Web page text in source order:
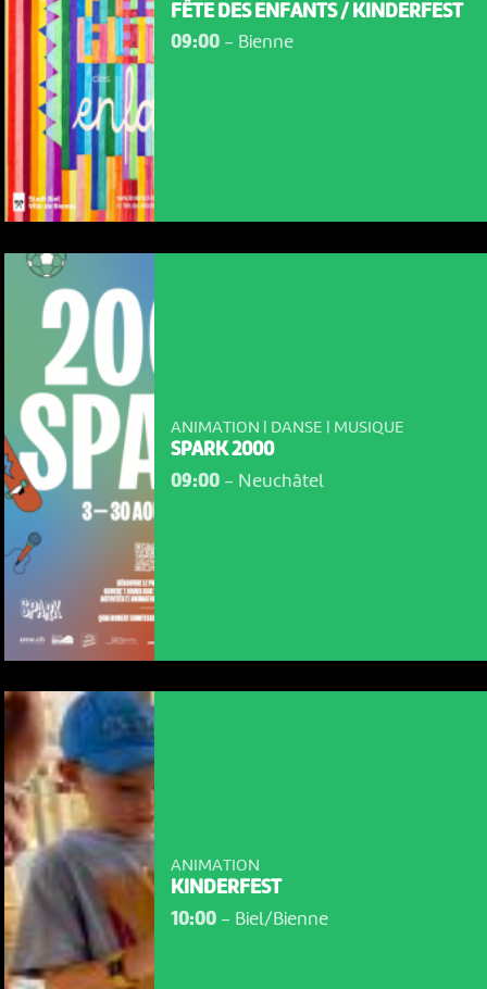
NOUS UTILISONS DES COOKIES
FÊTE DES ENFANTS / KINDERFEST
09:00- Bienne
ANIMATION | DANSE | MUSIQUE
SPARK 2000
09:00- Neuchâtel
ANIMATION
KINDERFEST
10:00- Biel/Bienne